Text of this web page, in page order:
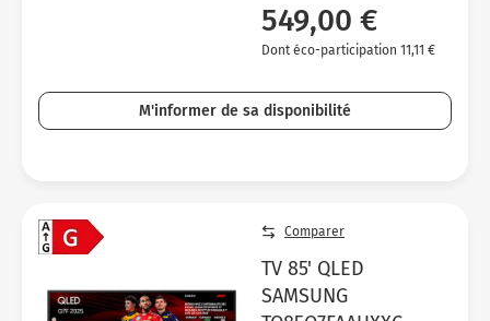
549,00 €
Dont éco-participation 11,11 €
M'informer de sa disponibilité
Comparer
TV 85' QLED
SAMSUNG